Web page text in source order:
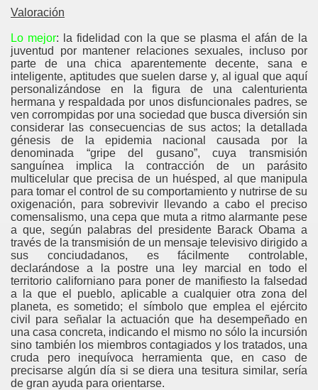
Valoración
Lo mejor: la fidelidad con la que se plasma el afán de la
juventud por mantener relaciones sexuales, incluso por
parte de una chica aparentemente decente, sana e
inteligente, aptitudes que suelen darse y, al igual que aquí
personalizándose en la figura de una calenturienta
hermana y respaldada por unos disfuncionales padres, se
ven corrompidas por una sociedad que busca diversión sin
considerar las consecuencias de sus actos; la detallada
génesis de la epidemia nacional causada por la
denominada “gripe del gusano”, cuya transmisión
sanguínea implica la contracción de un parásito
multicelular que precisa de un huésped, al que manipula
para tomar el control de su comportamiento y nutrirse de su
oxigenación, para sobrevivir llevando a cabo el preciso
comensalismo, una cepa que muta a ritmo alarmante pese
a que, según palabras del presidente Barack Obama a
través de la transmisión de un mensaje televisivo dirigido a
sus conciudadanos, es fácilmente controlable,
declarándose a la postre una ley marcial en todo el
territorio californiano para poner de manifiesto la falsedad
a la que el pueblo, aplicable a cualquier otra zona del
planeta, es sometido; el símbolo que emplea el ejército
civil para señalar la actuación que ha desempeñado en
una casa concreta, indicando el mismo no sólo la incursión
sino también los miembros contagiados y los tratados, una
cruda pero inequívoca herramienta que, en caso de
precisarse algún día si se diera una tesitura similar, sería
de gran ayuda para orientarse.